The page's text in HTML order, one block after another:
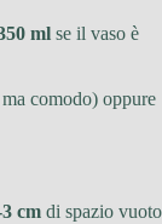
ml se il vaso è
comodo) oppure
cm di spazio vuoto